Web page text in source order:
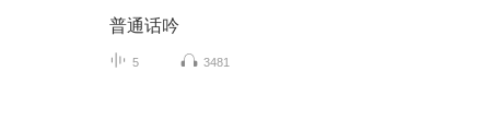
普通话吟
5 3481